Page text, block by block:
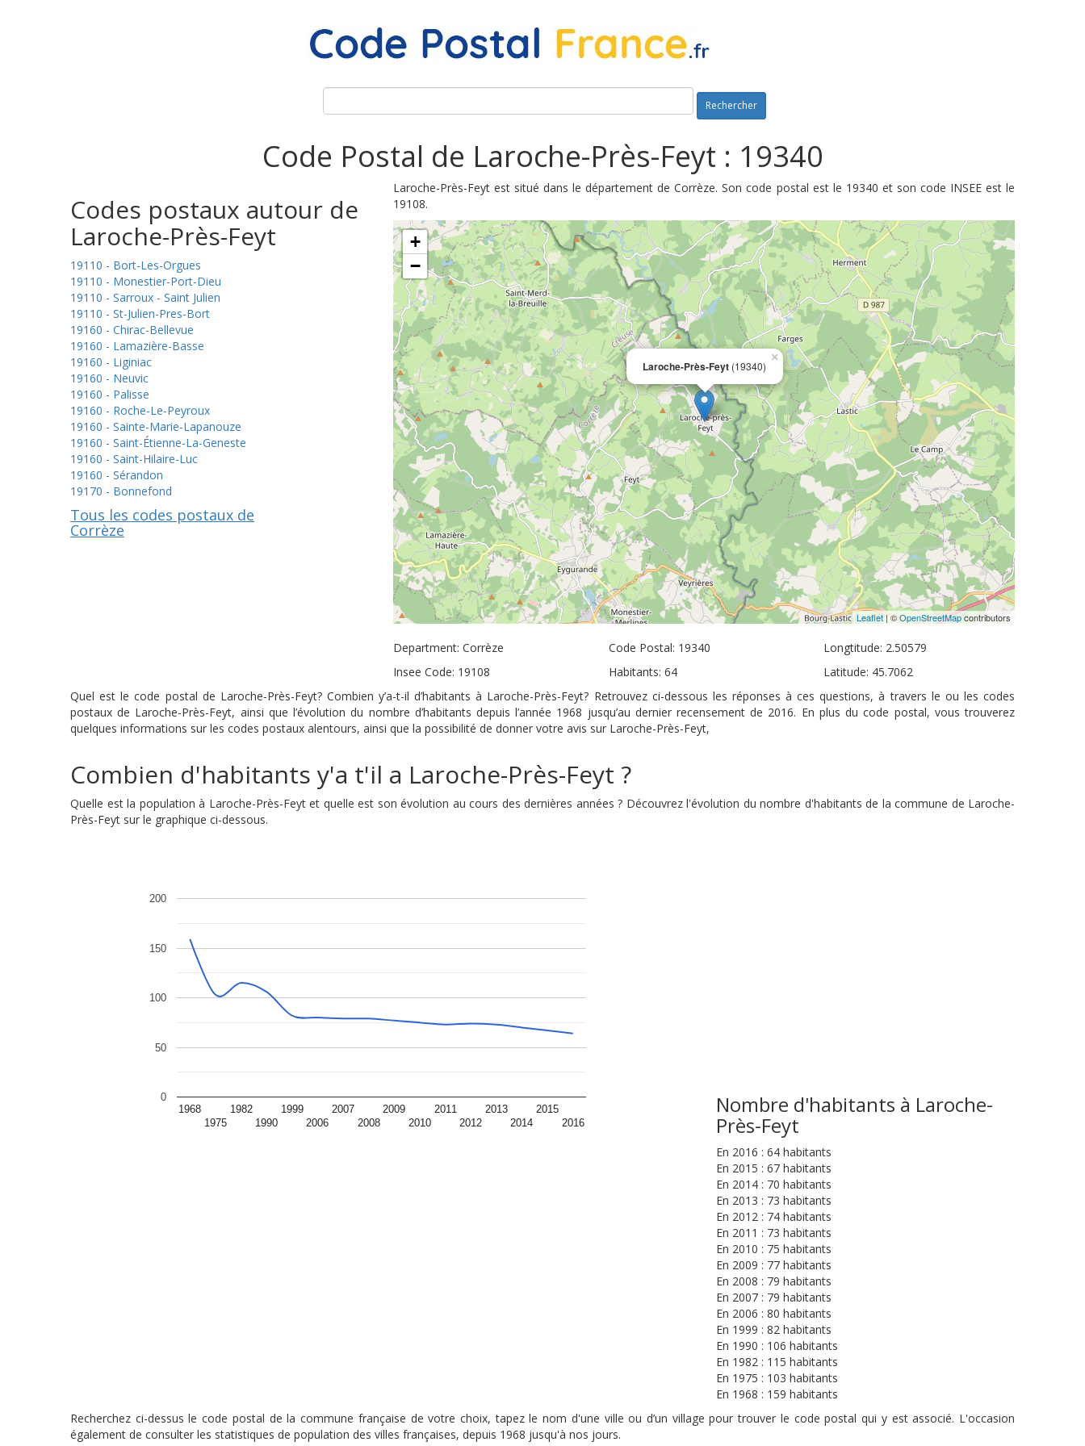
Rechercher
Code Postal de Laroche-Près-Feyt : 19340
Codes postaux autour de
Laroche-Près-Feyt
19110 - Bort-Les-Orgues
19110 - Monestier-Port-Dieu
19110 - Sarroux - Saint Julien
19110 - St-Julien-Pres-Bort
19160 - Chirac-Bellevue
19160 - Lamazière-Basse
19160 - Liginiac
19160 - Neuvic
19160 - Palisse
19160 - Roche-Le-Peyroux
19160 - Sainte-Marie-Lapanouze
19160 - Saint-Étienne-La-Geneste
19160 - Saint-Hilaire-Luc
19160 - Sérandon
19170 - Bonnefond
Tous les codes postaux de
Corrèze
Laroche-Près-Feyt est situé dans le département de Corrèze. Son code postal est le 19340 et son code INSEE est le
19108.
Laroche-Près-Feyt (19340)
×
+
−
Leaflet| ©OpenStreetMapcontributors
Department: Corrèze
Insee Code: 19108
Code Postal: 19340
Habitants: 64
Longtitude: 2.50579
Latitude: 45.7062
Quel est le code postal de Laroche-Près-Feyt? Combien y’a-t-il d’habitants à Laroche-Près-Feyt? Retrouvez ci-dessous les réponses à ces questions, à travers le ou les codes
postaux de Laroche-Près-Feyt, ainsi que l’évolution du nombre d’habitants depuis l’année 1968 jusqu’au dernier recensement de 2016. En plus du code postal, vous trouverez
quelques informations sur les codes postaux alentours, ainsi que la possibilité de donner votre avis sur Laroche-Près-Feyt,
Combien d'habitants y'a t'il a Laroche-Près-Feyt ?
Quelle est la population à Laroche-Près-Feyt et quelle est son évolution au cours des dernières années ? Découvrez l'évolution du nombre d'habitants de la commune de Laroche-
Près-Feyt sur le graphique ci-dessous.
1968
1975
1982
1990
1999
2006
2007
2008
2009
2010
2011
2012
2013
2014
2015
2016
0
50
100
150
200
Nombre d'habitants à Laroche-
Près-Feyt
En 2016 : 64 habitants
En 2015 : 67 habitants
En 2014 : 70 habitants
En 2013 : 73 habitants
En 2012 : 74 habitants
En 2011 : 73 habitants
En 2010 : 75 habitants
En 2009 : 77 habitants
En 2008 : 79 habitants
En 2007 : 79 habitants
En 2006 : 80 habitants
En 1999 : 82 habitants
En 1990 : 106 habitants
En 1982 : 115 habitants
En 1975 : 103 habitants
En 1968 : 159 habitants
Recherchez ci-dessus le code postal de la commune française de votre choix, tapez le nom d'une ville ou d’un village pour trouver le code postal qui y est associé. L'occasion
également de consulter les statistiques de population des villes françaises, depuis 1968 jusqu'à nos jours.